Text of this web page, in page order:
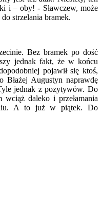
i – oby! - Sławczew, może
strzelania bramek.
Bez bramek po dość
jednak fakt, że w końcu
pojawił się ktoś,
Augustyn naprawdę
jednak z pozytywów. Do
wciąż daleko i przełamania
A to już w piątek. Do